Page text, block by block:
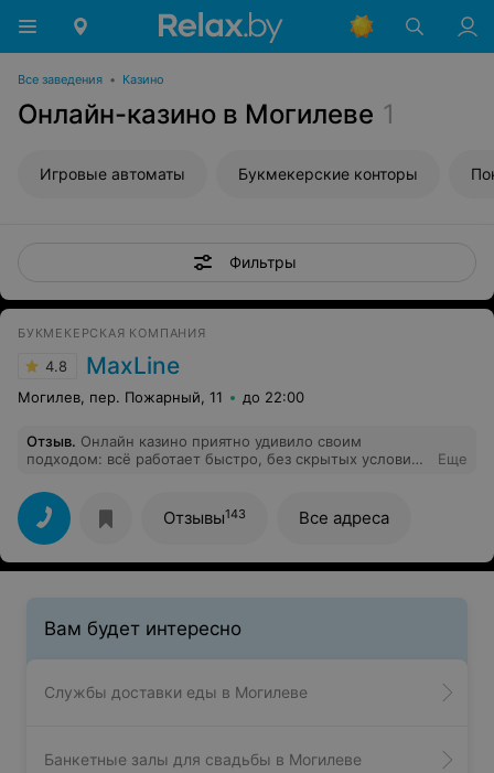
Все заведения • Казино
Онлайн-казино в Могилеве 1
Игровые автоматы Букмекерские конторы
Фильтры
БУКМЕКЕРСКАЯ КОМПАНИЯ
4.8 MaxLine
Могилев, пер. Пожарный, 11 до 22:00
Отзыв. Онлайн казино приятно удивило своим
подходом: всё работает быстро, без скрытых условий.
щедрые. Рад, что выбрал именно это место!
Еще
Отзывы143 Все адреса
Вам будет интересно
Службы доставки еды в Могилеве
Банкетные залы для свадьбы в Могилеве